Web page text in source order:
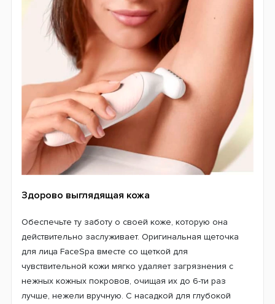
Здорово выглядящая кожа
Обеспечьте ту заботу о своей коже, которую она
действительно заслуживает. Оригинальная щеточка
для лица FaceSpa вместе со щеткой для
чувствительной кожи мягко удаляет загрязнения с
нежных кожных покровов, очищая их до 6-ти раз
лучше, нежели вручную. С насадкой для глубокой